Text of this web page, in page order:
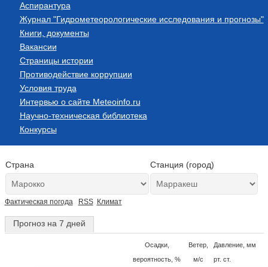
Аспирантура
Журнал "Гидрометеорологические исследования и прогнозы"
Книги, документы
Вакансии
Страницы истории
Противодействие коррупции
Условия труда
Интервью о сайте Meteoinfo.ru
Научно-техническая библиотека
Конкурсы
Страна Станция (город)
Фактическая погода RSS Климат
Прогноз на 7 дней
Осадки,
вероятность, %
Ветер,
м/с
Давление, мм
рт. ст.